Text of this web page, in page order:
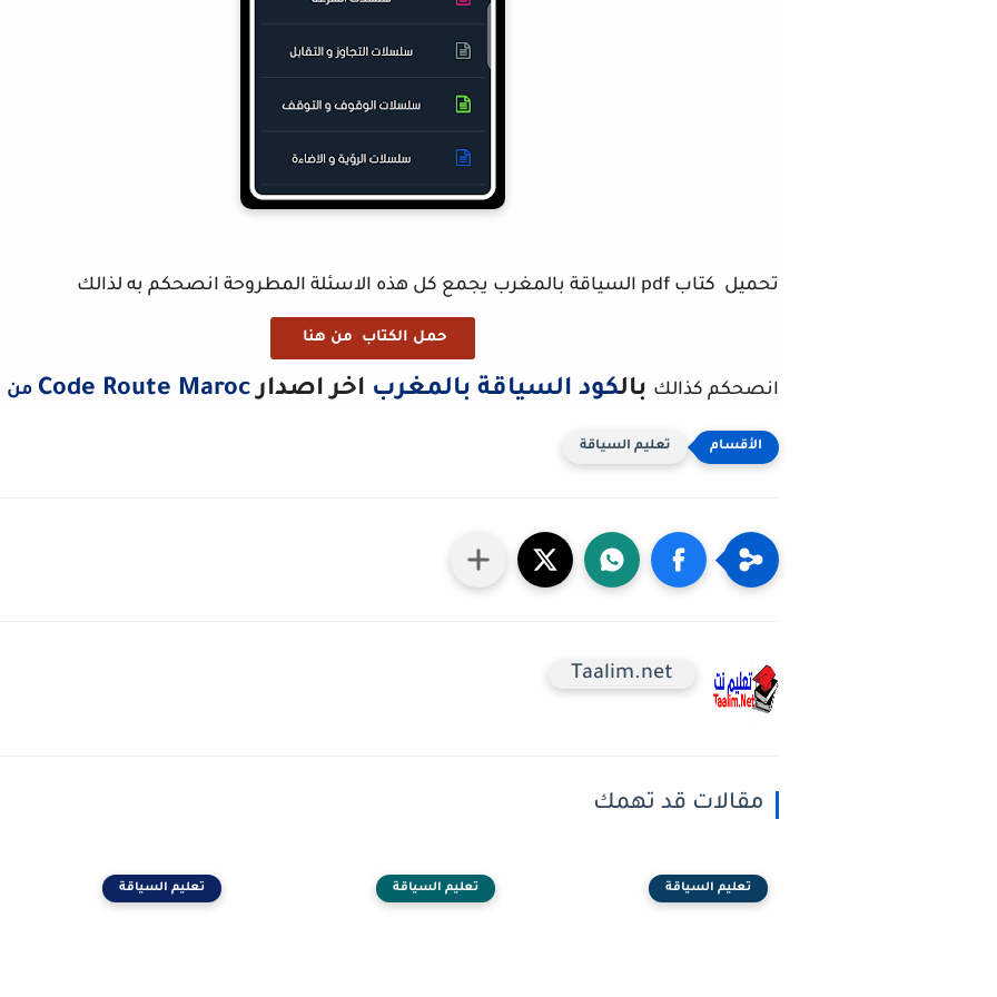
تحميل كتاب pdf السياقة بالمغرب يجمع كل هذه الاسئلة المطروحة انصحكم به لذالك
حمل الكتاب من هنا
انصحكم كذالك بالكود السياقة بالمغرب اخر اصدارCode Route Maroc من
تعليم السياقة
Taalim.net
مقالات قد تهمك
تعليم السياقة تعليم السياقة تعليم السياقة